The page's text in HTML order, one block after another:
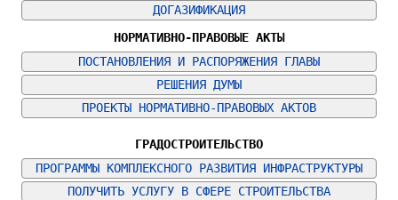
ДОГАЗИФИКАЦИЯ
НОРМАТИВНО-ПРАВОВЫЕ АКТЫ
ПОСТАНОВЛЕНИЯ И РАСПОРЯЖЕНИЯ ГЛАВЫ
РЕШЕНИЯ ДУМЫ
ПРОЕКТЫ НОРМАТИВНО-ПРАВОВЫХ АКТОВ
ГРАДОСТРОИТЕЛЬСТВО
ПРОГРАММЫ КОМПЛЕКСНОГО РАЗВИТИЯ ИНФРАСТРУКТУРЫ
ПОЛУЧИТЬ УСЛУГУ В СФЕРЕ СТРОИТЕЛЬСТВА